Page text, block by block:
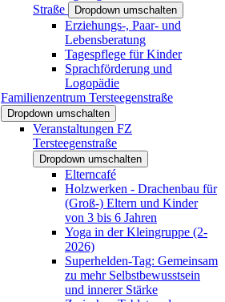
Straße
Dropdown umschalten
Erziehungs-, Paar- und
Lebensberatung
Tagespflege für Kinder
Sprachförderung und
Logopädie
Familienzentrum Tersteegenstraße
Dropdown umschalten
Veranstaltungen FZ
Tersteegenstraße
Dropdown umschalten
Elterncafé
Holzwerken - Drachenbau für
(Groß-) Eltern und Kinder
von 3 bis 6 Jahren
Yoga in der Kleingruppe (2-
2026)
Superhelden-Tag: Gemeinsam
zu mehr Selbstbewusstsein
und innerer Stärke